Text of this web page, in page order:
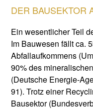
DER BAUSEKTOR
Ein wesentlicher Teil
Im Bauwesen fällt ca.
Abfallaufkommens
90% des
(Deutsche Energie-
91). Trotz einer
Bausektor